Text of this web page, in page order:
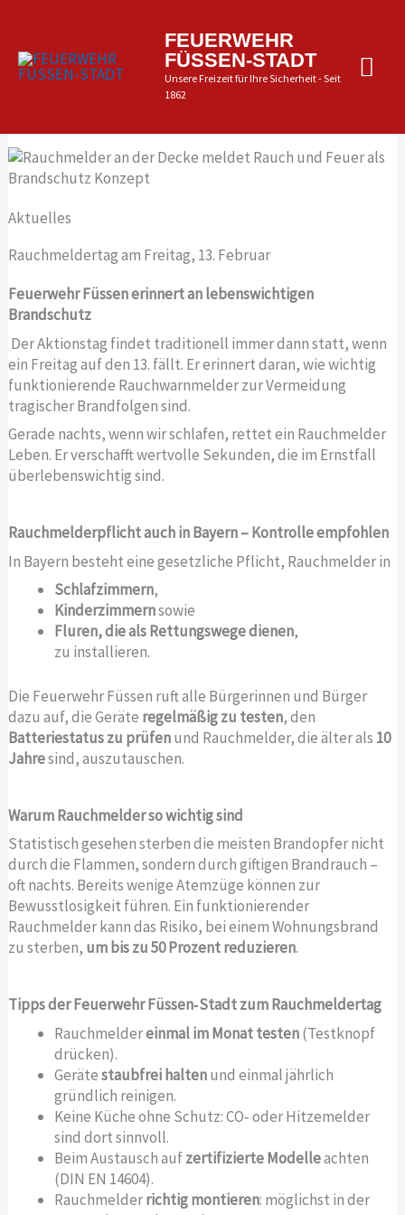
springen
FEUERWEHR
FÜSSEN-STADT
Unsere Freizeit für Ihre Sicherheit - Seit
1862
Aktuelles
Rauchmeldertag am Freitag, 13. Februar
Feuerwehr Füssen erinnert an lebenswichtigen
Brandschutz
Der Aktionstag findet traditionell immer dann statt, wenn
ein Freitag auf den 13. fällt. Er erinnert daran, wie wichtig
funktionierende Rauchwarnmelder zur Vermeidung
tragischer Brandfolgen sind.
Gerade nachts, wenn wir schlafen, rettet ein Rauchmelder
Leben. Er verschafft wertvolle Sekunden, die im Ernstfall
überlebenswichtig sind.
Rauchmelderpflicht auch in Bayern – Kontrolle empfohlen
In Bayern besteht eine gesetzliche Pflicht, Rauchmelder in
Schlafzimmern,
Kinderzimmernsowie
Fluren, die als Rettungswege dienen,
zu installieren.
Die Feuerwehr Füssen ruft alle Bürgerinnen und Bürger
dazu auf, die Geräte regelmäßig zu testen, den
Batteriestatus zu prüfenund Rauchmelder, die älter als 10
Jahresind, auszutauschen.
Warum Rauchmelder so wichtig sind
Statistisch gesehen sterben die meisten Brandopfer nicht
durch die Flammen, sondern durch giftigen Brandrauch –
oft nachts. Bereits wenige Atemzüge können zur
Bewusstlosigkeit führen. Ein funktionierender
Rauchmelder kann das Risiko, bei einem Wohnungsbrand
zu sterben, um bis zu 50 Prozent reduzieren.
Tipps der Feuerwehr Füssen‑Stadt zum Rauchmeldertag
Rauchmeldereinmal im Monat testen(Testknopf
drücken).
Gerätestaubfrei haltenund einmal jährlich
gründlich reinigen.
Keine Küche ohne Schutz: CO‑ oder Hitzemelder
sind dort sinnvoll.
Beim Austausch aufzertifizierte Modelleachten
(DIN EN 14604).
Rauchmelderrichtig montieren: möglichst in der